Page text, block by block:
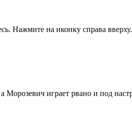
Нажмите на иконку справа вверху.
Морозевич играет рвано и под